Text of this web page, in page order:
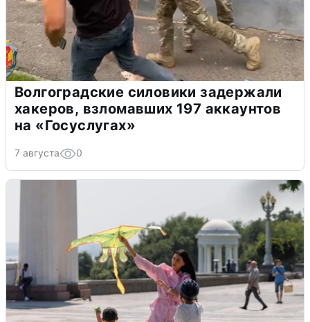
Волгоградские силовики задержали
хакеров, взломавших 197 аккаунтов
на «Госуслугах»
7 августа 0